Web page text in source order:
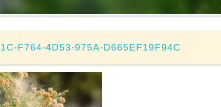
F764-4D53-975A-D665EF19F94C